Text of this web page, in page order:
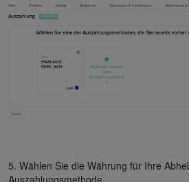
5. Wählen Sie die Währung für Ihre
Auszahlungsmethode.